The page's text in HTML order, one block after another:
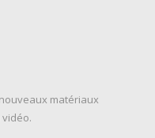
matériaux